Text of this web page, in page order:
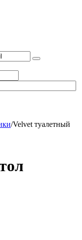
/Velvet туалетный